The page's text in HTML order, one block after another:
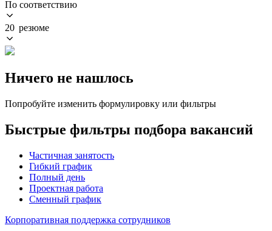
По соответствию
20 резюме
Ничего не нашлось
Попробуйте изменить формулировку или фильтры
Быстрые фильтры подбора вакансий
Частичная занятость
Гибкий график
Полный день
Проектная работа
Сменный график
Корпоративная поддержка сотрудников